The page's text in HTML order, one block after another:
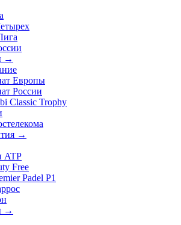
→
Европы
России
Classic Trophy
→
ATP
Free
Padel P1
→